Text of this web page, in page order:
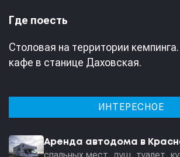
Где поесть
Столовая на территории
кафе в станице Даховская.
ИНТЕРЕСНОЕ
Аренда автодома в